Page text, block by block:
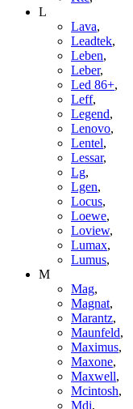
L
Lava,
Leadtek,
Leben,
Leber,
Led 86+,
Leff,
Legend,
Lenovo,
Lentel,
Lessar,
Lg,
Lgen,
Locus,
Loewe,
Loview,
Lumax,
Lumus,
M
Mag,
Magnat,
Marantz,
Maunfeld,
Maximus,
Maxone,
Maxwell,
Mcintosh,
Mdi,